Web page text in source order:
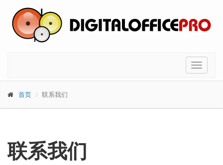
Toggle
首页 联系我们
联系我们